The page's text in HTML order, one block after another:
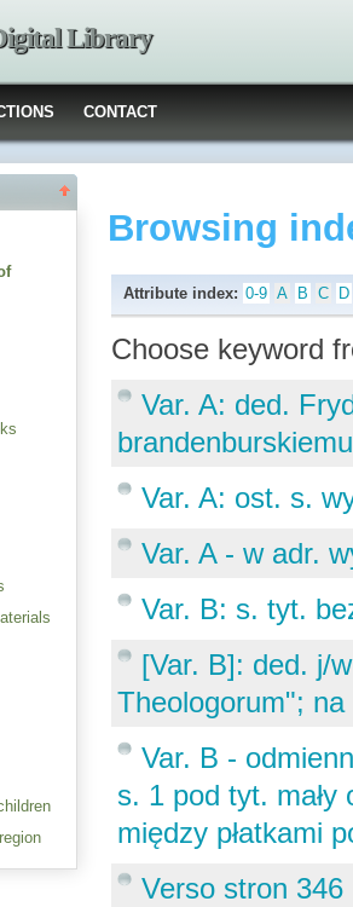
Library
CONTACT
Browsing
Attribute index: 0-9 A B C D
Choose keyword
Var. A: ded.
Var. A: ost. s.
Var. A - w adr.
Var. B: s. tyt.
[Var. B]: ded. j/
Theologorum";
Var. B -
s. 1 pod tyt. mały
między płatkami
Verso stron